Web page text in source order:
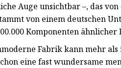
Auge unsichtbar –, das
von einem deutschen
Komponenten
Fabrik kann mehr als
eine fast wundersame